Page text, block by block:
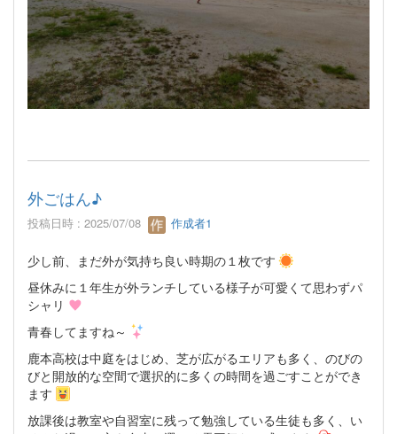
外ごはん♪
投稿日時 : 2025/07/08 作成者1
少し前、まだ外が気持ち良い時期の１枚です
昼休みに１年生が外ランチしている様子が可愛くて思わずパ
シャリ
青春してますね～
鹿本高校は中庭をはじめ、芝が広がるエリアも多く、のびの
びと開放的な空間で選択的に多くの時間を過ごすことができ
ます
放課後は教室や自習室に残って勉強している生徒も多く、い